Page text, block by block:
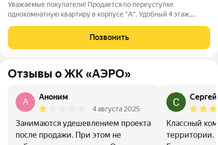
Уважаемые покупатели! Продается по переуступке
однокомнатную квартиру в корпусе "А". Удобный 4 этаж,
ЖК, на солнечную сторону. Балкон + лоджия. Сдача во 2-м
квартале 2025 г. В основу жилого
Позвонить
Отзывы о ЖК «АЭРО»
A
Аноним
4 августа 2025
Занимаются удешевлением проекта
после продажи. При этом не
Классный
территории.